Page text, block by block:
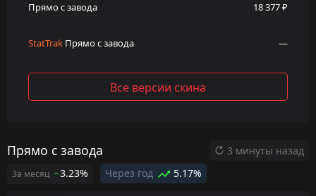
Прямо с завода 18 377 ₽
StatTrak Прямо с завода —
Все версии скина
Прямо с завода
За месяц 3.23% Через год 5.17%
3 минуты назад